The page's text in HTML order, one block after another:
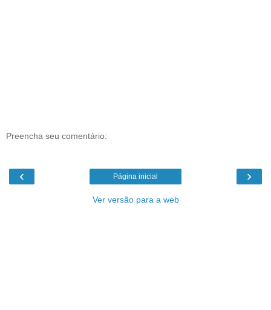
Preencha seu comentário:
‹ ›
Página inicial
Ver versão para a web